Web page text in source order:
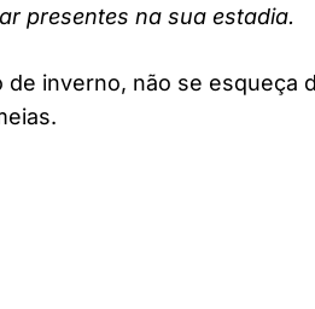
presentes na sua estadia.
inverno, não se esqueça